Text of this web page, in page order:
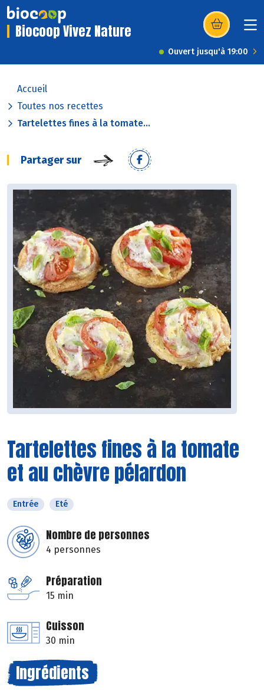
Biocoop Vivez Nature (s’ouvre dans
Ouvert jusqu'à 19:00
Accueil
Toutes nos recettes
Tartelettes fines à la tomate...
Partager sur
Tartelettes fines à la tomate
et au chèvre pélardon
Entrée Eté
Nombre de personnes
4 personnes
Préparation
15 min
Cuisson
30 min
Ingrédients